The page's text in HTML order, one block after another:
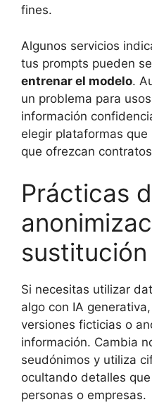
fines.
Algunos servicios
tus prompts pueden
entrenar el modelo.
un problema para
información
elegir plataformas
que ofrezcan
Prácticas
Si necesitas utilizar
algo con IA
versiones ficticias o
información. Cambia
seudónimos y utiliza
ocultando detalles
personas o empresas.